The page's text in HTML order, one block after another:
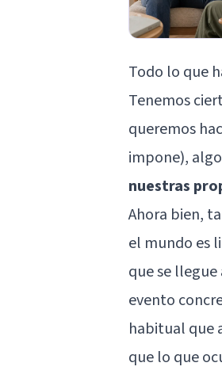
Todo lo que
Tenemos
queremos
impone),
nuestras
Ahora bien,
el mundo es
que se
evento
habitual que
que lo que